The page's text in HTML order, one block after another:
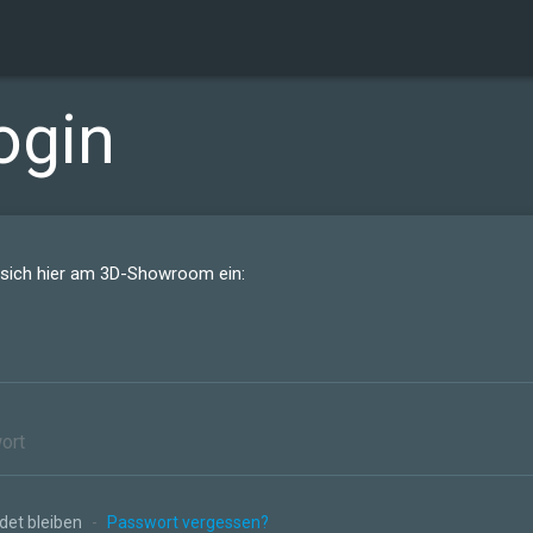
hier am 3D-Showroom ein:
bleiben - Passwort vergessen?